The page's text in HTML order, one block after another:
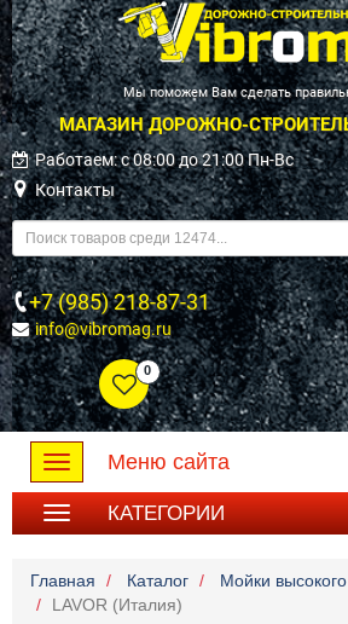
Мы поможем Вам сделать
МАГАЗИН ДОРОЖНО-
Работаем: c 08:00 до 21:00 Пн-Вс
Контакты
+7 (985) 218-87-31
info@vibromag.ru
0
Toggle
navigation
Меню сайта
КАТЕГОРИИ
Главная Каталог
Мойки
LAVOR (Италия)